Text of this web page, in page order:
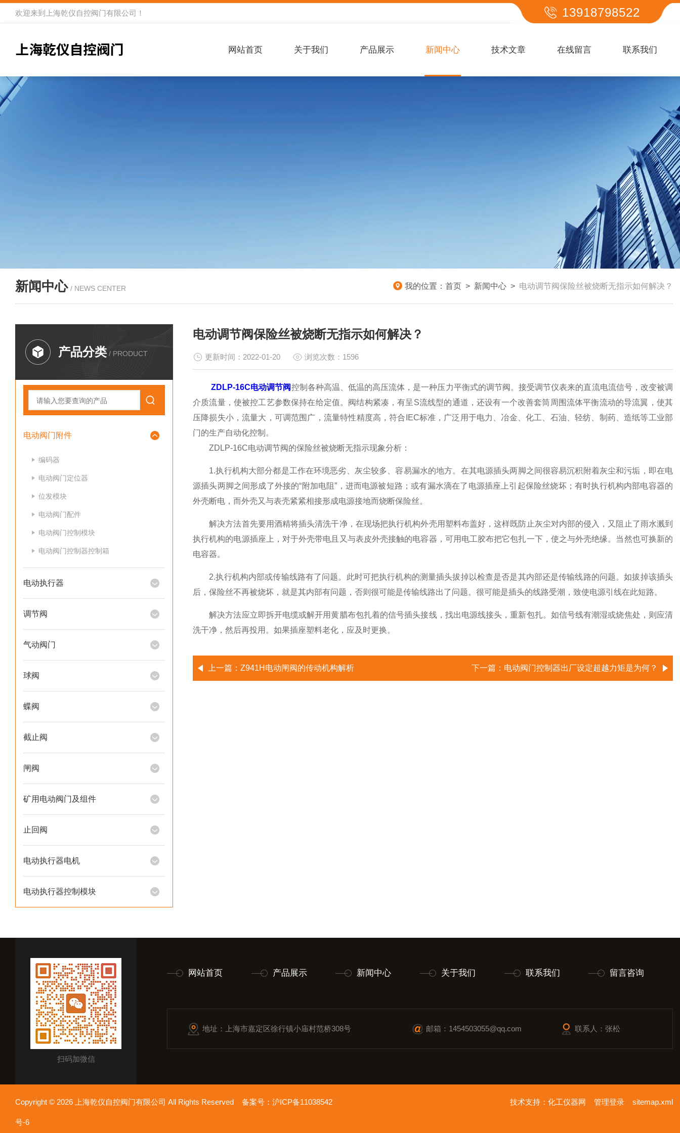
欢迎来到 上海乾仪自控阀门有限公司 ！ 13918798522
网站首页 关于我们 产品展示 新闻中心 技术文章 在线留言 联系我们
新闻中心 / NEWS CENTER 我的位置： 首页 > 新闻中心 > 电动调节阀保险丝被烧断无指示如何解决？
产品分类 / PRODUCT
电动阀门附件
编码器
电动阀门定位器
位发模块
电动阀门配件
电动阀门控制模块
电动阀门控制器控制箱
电动执行器
调节阀
气动阀门
球阀
蝶阀
截止阀
闸阀
矿用电动阀门及组件
止回阀
电动执行器电机
电动执行器控制模块
电动调节阀保险丝被烧断无指示如何解决？
更新时间：2022-01-20 浏览次数：1596
ZDLP-16C电动调节阀控制各种高温、低温的高压流体，是一种压力平衡式的调节阀。接受调节仪表来的直流电流信号，改变被调
介质流量，使被控工艺参数保持在给定值。阀结构紧凑，有呈S流线型的通道，还设有一个改善套筒周围流体平衡流动的导流翼，使其
压降损失小，流量大，可调范围广，流量特性精度高，符合IEC标准，广泛用于电力、冶金、化工、石油、轻纺、制药、造纸等工业部
门的生产自动化控制。
ZDLP-16C电动调节阀的保险丝被烧断无指示现象分析：
1.执行机构大部分都是工作在环境恶劣、灰尘较多、容易漏水的地方。在其电源插头两脚之间很容易沉积附着灰尘和污垢，即在电
源插头两脚之间形成了外接的“附加电阻”，进而电源被短路；或有漏水滴在了电源插座上引起保险丝烧坏；有时执行机构内部电容器的
外壳断电，而外壳又与表壳紧紧相接形成电源接地而烧断保险丝。
解决方法首先要用酒精将插头清洗干净，在现场把执行机构外壳用塑料布盖好，这样既防止灰尘对内部的侵入，又阻止了雨水溅到
执行机构的电源插座上，对于外壳带电且又与表皮外壳接触的电容器，可用电工胶布把它包扎一下，使之与外壳绝缘。当然也可换新的
电容器。
2.执行机构内部或传输线路有了问题。此时可把执行机构的测量插头拔掉以检查是否是其内部还是传输线路的问题。如拔掉该插头
后，保险丝不再被烧坏，就是其内部有问题，否则很可能是传输线路出了问题。很可能是插头的线路受潮，致使电源引线在此短路。
解决方法应立即拆开电缆或解开用黄腊布包扎着的信号插头接线，找出电源线接头，重新包扎。如信号线有潮湿或烧焦处，则应清
洗干净，然后再投用。如果插座塑料老化，应及时更换。
上一篇： Z941H电动闸阀的传动机构解析 下一篇： 电动阀门控制器出厂设定超越力矩是为何？
扫码加微信
网站首页 产品展示 新闻中心 关于我们 联系我们 留言咨询
地址：上海市嘉定区徐行镇小庙村范桥308号 邮箱：1454503055@qq.com 联系人：张松
Copyright © 2026 上海乾仪自控阀门有限公司 All Rights Reserved 备案号： 沪ICP备11038542
号-6
技术支持： 化工仪器网 管理登录 sitemap.xml